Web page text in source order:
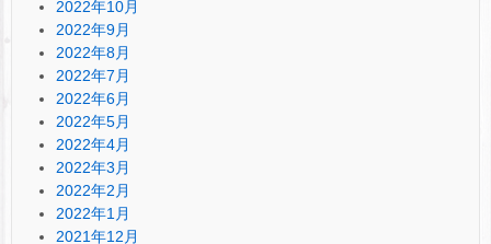
2022年10月
2022年9月
2022年8月
2022年7月
2022年6月
2022年5月
2022年4月
2022年3月
2022年2月
2022年1月
2021年12月